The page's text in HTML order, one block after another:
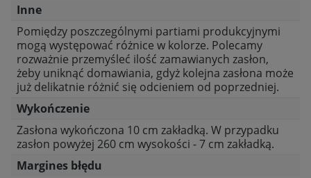
Inne
Pomiędzy poszczególnymi partiami produkcyjnymi
mogą występować różnice w kolorze. Polecamy
rozważnie przemyśleć ilość zamawianych zasłon,
żeby uniknąć domawiania, gdyż kolejna zasłona może
już delikatnie różnić się odcieniem od poprzedniej.
Wykończenie
Zasłona wykończona 10 cm zakładką. W przypadku
zasłon powyżej 260 cm wysokości - 7 cm zakładką.
Margines błędu